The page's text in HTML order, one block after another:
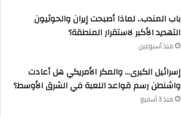
باب المندب.. لماذا أصبحت إيران والحوثيون
التهديد الأكبر لاستقرار المنطقة؟
منذ أسبوعين
إسرائيل الكبرى… والمكر الأمريكي هل أعادت
واشنطن رسم قواعد اللعبة في الشرق الأوسط؟
منذ 3 أسابيع